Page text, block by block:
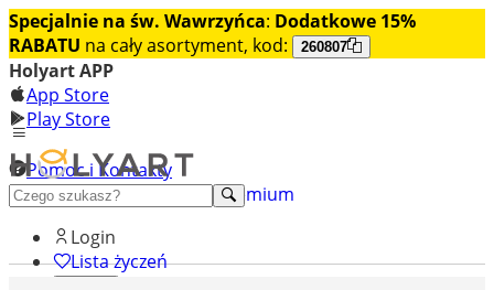
Specjalnie na św. Wawrzyńca: Dodatkowe 15%
RABATU na cały asortyment, kod: 260807
Holyart APP
App Store
Play Store
Pomoc i Kontakty
+48 222 922 860
Odkryj premium
Login
Lista życzeń